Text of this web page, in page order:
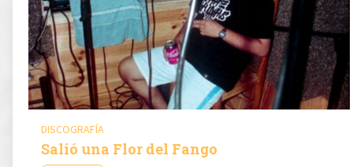
DISCOGRAFÍA
Salió una Flor del Fango